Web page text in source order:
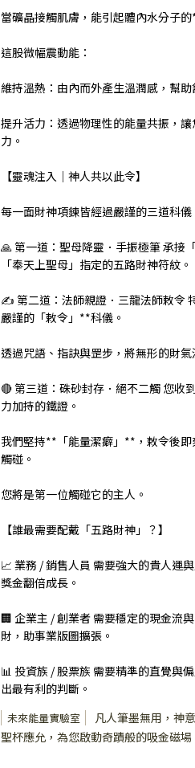
當礦晶接觸肌膚，能引起體內水分子
這股微幅震動能：
維持溫熱：由內而外產生溫潤感，幫
提升活力：透過物理性的能量共振，
力。
【靈魂注入｜神人共以此令】
每一面財神項鍊皆經過嚴謹的三道科儀
🙏 第一道：聖母降靈．手振極筆 承接
「奉天上聖母」指定的五路財神符紋。
✍️ 第二道：法師親證．三龍法師敕令
嚴謹的「敕令」**科儀。
透過咒語、指訣與罡步，將無形的財氣
🔴 第三道：硃砂封存．絕不二觸 您收
力加持的鐵證。
我們堅持**「能量潔癖」**，敕令後
觸碰。
您將是第一位觸碰它的主人。
【誰最需要配戴「五路財神」？】
📈 業務 / 銷售人員 需要強大的貴人運
獎金翻倍成長。
🏢 企業主 / 創業者 需要穩定的現金流
財，助事業版圖擴張。
📊 投資族 / 股票族 需要精準的直覺與
出最有利的判斷。
未來能量實驗室
凡人筆墨無用，神
聖杯應允，為您啟動奇蹟般的吸金磁場